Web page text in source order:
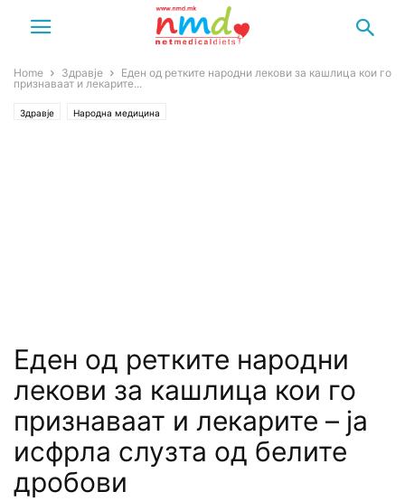
Home Здравје
Еден од ретките народни лекови за кашлица кои го
признаваат и лекарите...
Здравје Народна медицина
Еден од ретките народни
лекови за кашлица кои го
признаваат и лекарите – ја
исфрла слузта од белите
дробови